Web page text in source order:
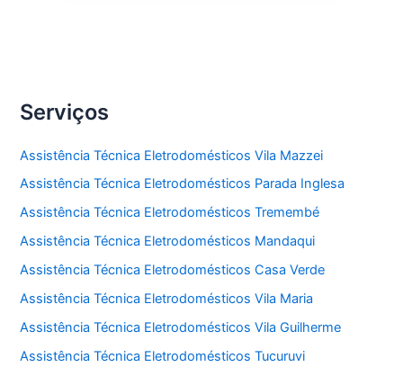
Serviços
Assistência Técnica Eletrodomésticos Vila Mazzei
Assistência Técnica Eletrodomésticos Parada Inglesa
Assistência Técnica Eletrodomésticos Tremembé
Assistência Técnica Eletrodomésticos Mandaqui
Assistência Técnica Eletrodomésticos Casa Verde
Assistência Técnica Eletrodomésticos Vila Maria
Assistência Técnica Eletrodomésticos Vila Guilherme
Assistência Técnica Eletrodomésticos Tucuruvi